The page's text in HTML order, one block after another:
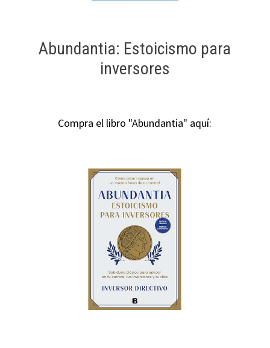
Abundantia: Estoicismo para
inversores
Compra el libro "Abundantia" aquí: